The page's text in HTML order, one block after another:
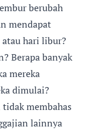
berubah
mendapat
atau hari libur?
Berapa banyak
mereka
dimulai?
membahas
lainnya